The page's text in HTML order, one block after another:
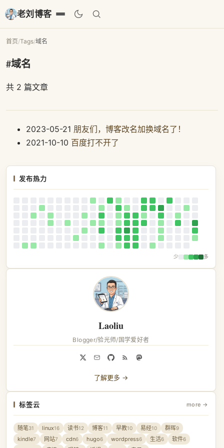
老刘博客
首页/Tags/域名
#域名
共 2 篇文章
2023-05-21 朋友们，博客改名加换域名了！
2021-10-10 百度打不开了
发布热力
少 多
Laoliu
Blogger/验光师/国学爱好者
了解更多 →
标签云 more →
随笔31 linux16 读书12 博客11 早教10 易经10 群晖9
kindle7 网站7 cdn6 hugo6 wordpress6 生活6 软件6